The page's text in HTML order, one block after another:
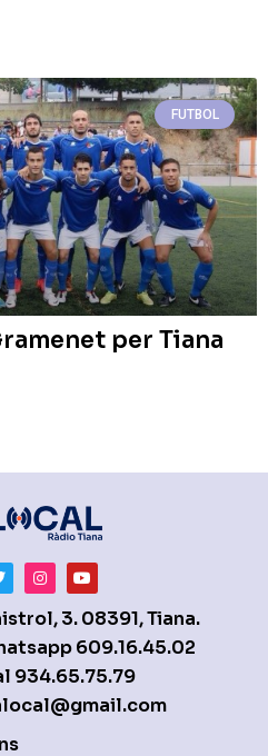
FUTBOL
per Tiana
3. 08391, Tiana.
609.16.45.02
934.65.75.79